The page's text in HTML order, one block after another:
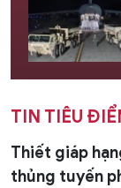
TIN TIÊU
Thiết giáp
thủng tuyến